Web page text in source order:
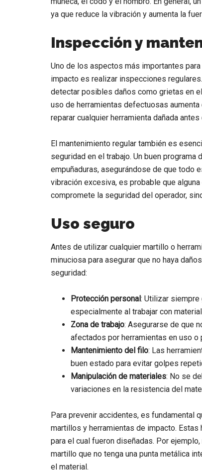
ya que reduce la vibración y aumenta la
Inspección y
Uno de los aspectos más importantes
impacto es realizar inspecciones
detectar posibles daños como grietas en
uso de herramientas defectuosas
reparar cualquier herramienta dañada
El mantenimiento regular también es
seguridad en el trabajo. Un buen
empuñaduras, asegurándose de que todo
vibración excesiva, es probable que
compromete la seguridad del operador,
Uso seguro
Antes de utilizar cualquier martillo o
minuciosa para asegurar que no haya
seguridad:
Protección personal: Utilizar siempre
especialmente al trabajar con
Zona de trabajo: Asegurarse de que
afectados por herramientas en uso
Mantenimiento del filo: Las
buen estado para evitar golpes
Manipulación de materiales: No se
variaciones en la resistencia del
Para prevenir accidentes, es fundamental
martillos y herramientas de impacto.
para el cual fueron diseñadas. Por
martillo que no tenga una punta metálica
el material.